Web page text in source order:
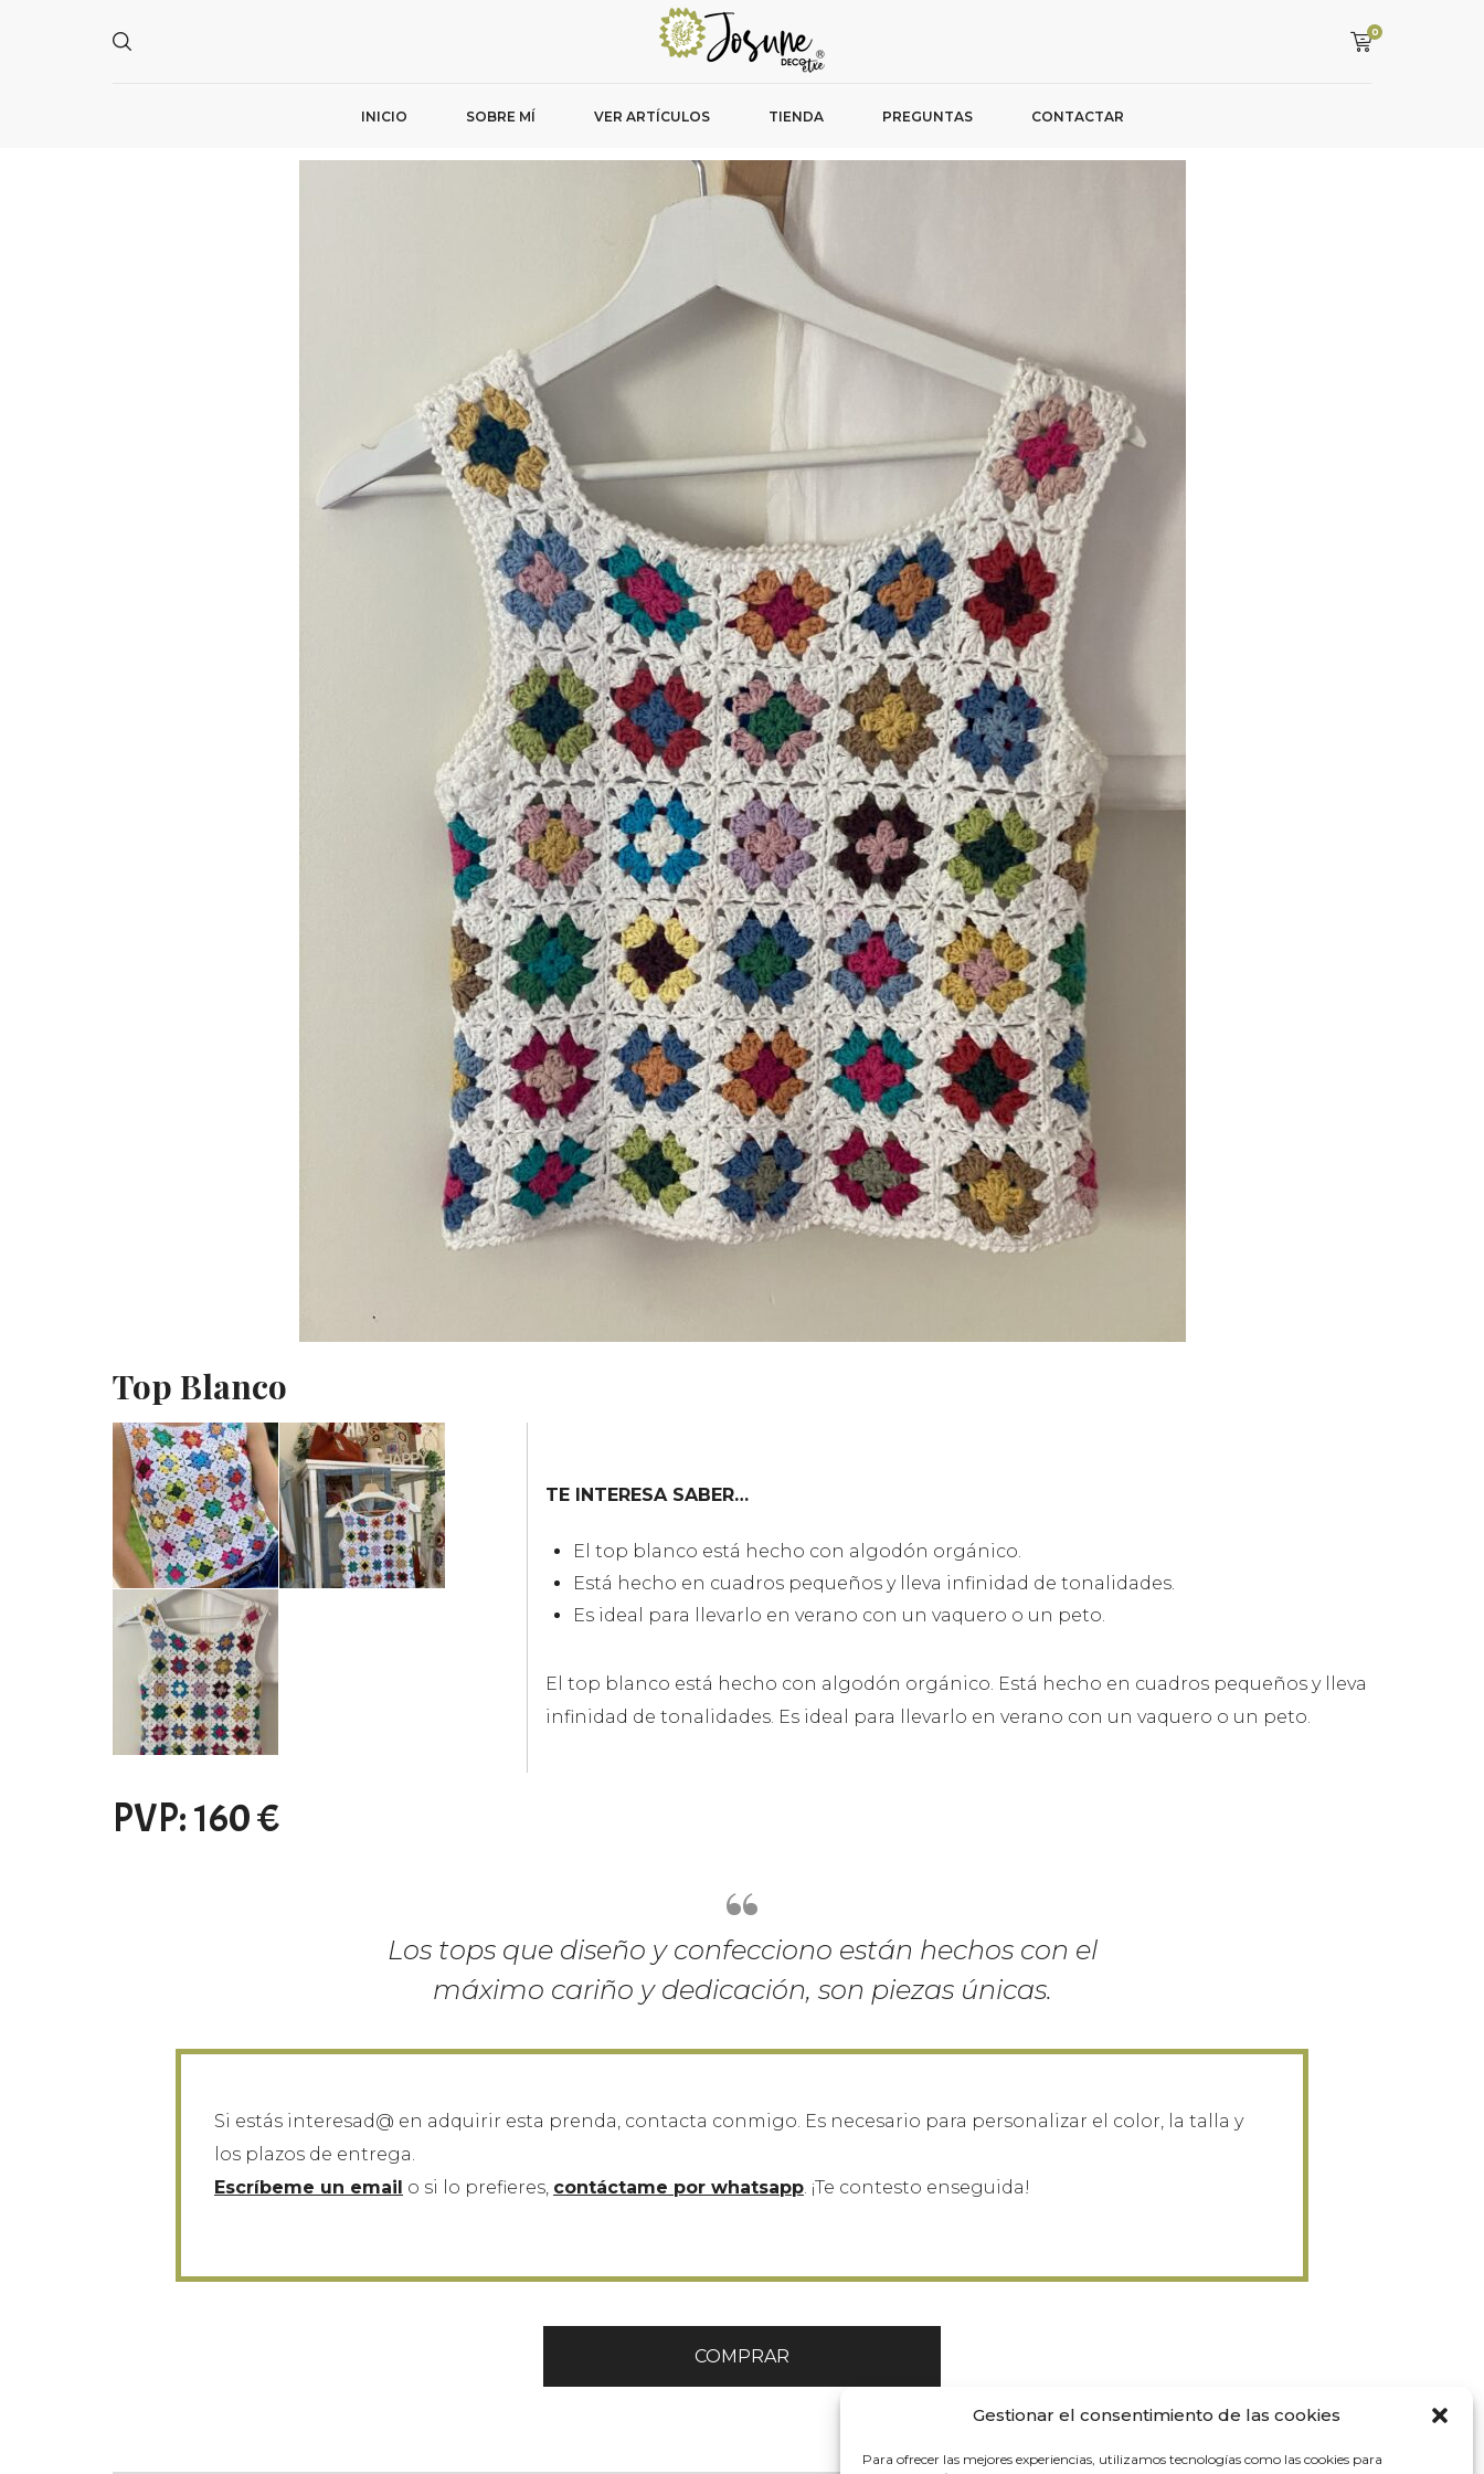
Gestionar el consentimiento de las cookies
Para ofrecer las mejores experiencias, utilizamos tecnologías como las cookies para
0
INICIO SOBRE MÍ VER ARTÍCULOS TIENDA PREGUNTAS CONTACTAR
Top Blanco
PVP: 160 €
TE INTERESA SABER…
El top blanco está hecho con algodón orgánico.
Está hecho en cuadros pequeños y lleva infinidad de tonalidades.
Es ideal para llevarlo en verano con un vaquero o un peto.
El top blanco está hecho con algodón orgánico. Está hecho en cuadros pequeños y lleva
infinidad de tonalidades. Es ideal para llevarlo en verano con un vaquero o un peto.
Los tops que diseño y confecciono están hechos con el
máximo cariño y dedicación, son piezas únicas.
Si estás interesad@ en adquirir esta prenda, contacta conmigo. Es necesario para personalizar el color, la talla y
los plazos de entrega.
Escríbeme un email o si lo prefieres, contáctame por whatsapp. ¡Te contesto enseguida!
COMPRAR